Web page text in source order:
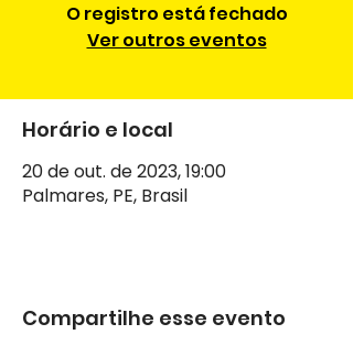
O registro está fechado
Ver outros eventos
Horário e local
20 de out. de 2023, 19:00
Palmares, PE, Brasil
Compartilhe esse evento